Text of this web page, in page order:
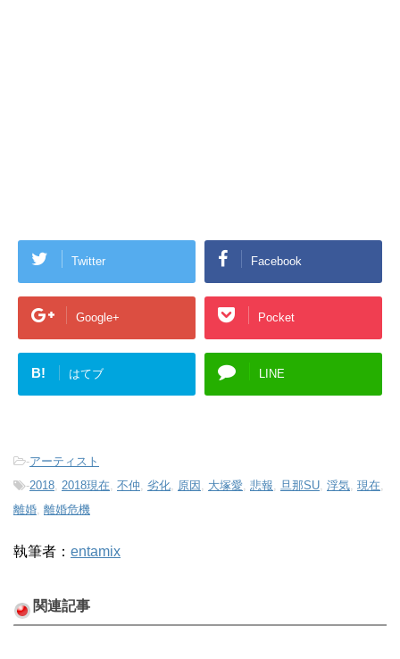
Twitter Facebook
Google+ Pocket
B! はてブ LINE
-アーティスト
-2018 2018現在 不仲 劣化 原因 大塚愛 悲報 旦那SU 浮気 現在
離婚 離婚危機
執筆者： entamix
関連記事